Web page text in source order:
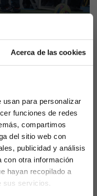
Acerca de las cookies
para personalizar
funciones de redes
compartimos
del sitio web con
publicidad y análisis
con otra información
hayan recopilado a
sus servicios.
el Real Madrid, en
de esta jornada de
como entrenador
el conjunto
consecutivas
de la tabla, era el
tan drástica como
y es que la